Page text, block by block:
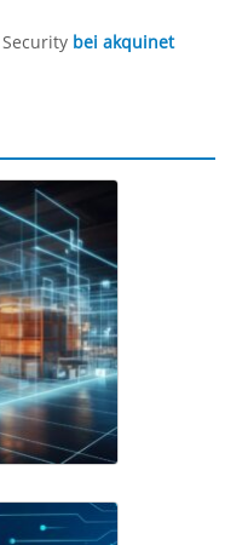
bei akquinet